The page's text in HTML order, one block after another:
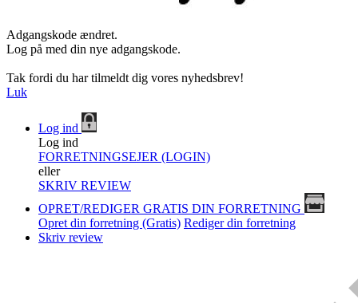
Adgangskode ændret.
Log på med din nye adgangskode.
Tak fordi du har tilmeldt dig vores nyhedsbrev!
Luk
Log ind
Log ind
FORRETNINGSEJER (LOGIN)
eller
SKRIV REVIEW
OPRET/REDIGER GRATIS DIN FORRETNING
Opret din forretning (Gratis) Rediger din forretning
Skriv review